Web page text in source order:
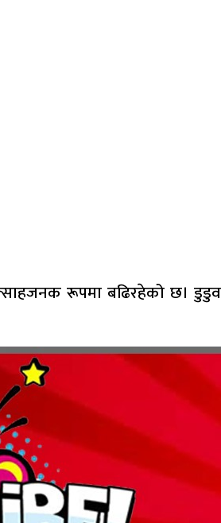
रूपमा बढिरहेको छ।